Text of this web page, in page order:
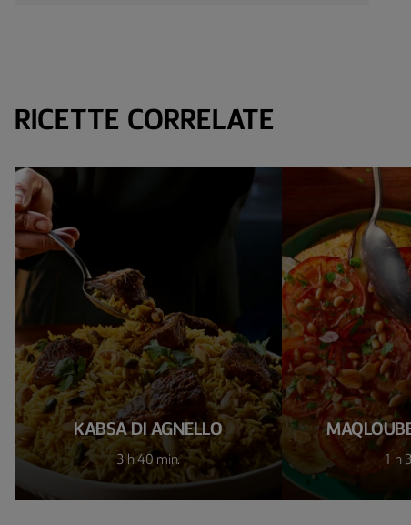
RICETTE CORRELATE
KABSA DI AGNELLO
3 h 40 min. 1 h